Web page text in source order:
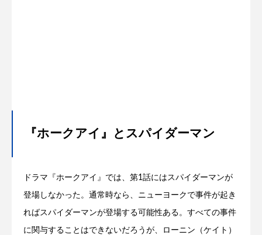
『ホークアイ』とスパイダーマン
ドラマ『ホークアイ』では、第1話にはスパイダーマンが
登場しなかった。通常時なら、ニューヨークで事件が起き
ればスパイダーマンが登場する可能性ある。すべての事件
に関与することはできないだろうが、ローニン（ケイト）